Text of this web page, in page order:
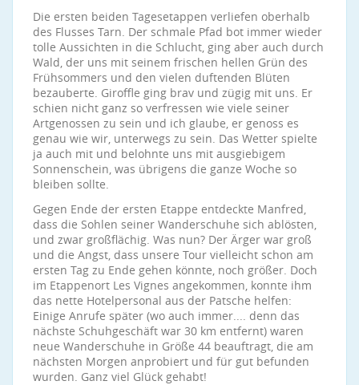
Die ersten beiden Tagesetappen verliefen oberhalb
des Flusses Tarn. Der schmale Pfad bot immer wieder
tolle Aussichten in die Schlucht, ging aber auch durch
Wald, der uns mit seinem frischen hellen Grün des
Frühsommers und den vielen duftenden Blüten
bezauberte. Giroffle ging brav und zügig mit uns. Er
schien nicht ganz so verfressen wie viele seiner
Artgenossen zu sein und ich glaube, er genoss es
genau wie wir, unterwegs zu sein. Das Wetter spielte
ja auch mit und belohnte uns mit ausgiebigem
Sonnenschein, was übrigens die ganze Woche so
bleiben sollte.
Gegen Ende der ersten Etappe entdeckte Manfred,
dass die Sohlen seiner Wanderschuhe sich ablösten,
und zwar großflächig. Was nun? Der Ärger war groß
und die Angst, dass unsere Tour vielleicht schon am
ersten Tag zu Ende gehen könnte, noch größer. Doch
im Etappenort Les Vignes angekommen, konnte ihm
das nette Hotelpersonal aus der Patsche helfen:
Einige Anrufe später (wo auch immer.... denn das
nächste Schuhgeschäft war 30 km entfernt) waren
neue Wanderschuhe in Größe 44 beauftragt, die am
nächsten Morgen anprobiert und für gut befunden
wurden. Ganz viel Glück gehabt!